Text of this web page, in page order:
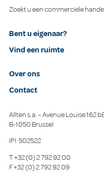
Zoekt u een commerciële
Bent u eigenaar?
Vind een ruimte
Over ons
Contact
Allten s.a. – Avenue Louise 162
B-1050 Brussel
IPI: 502522
T+32 (0) 2 792 92 00
F+32 (0) 2 792 92 09